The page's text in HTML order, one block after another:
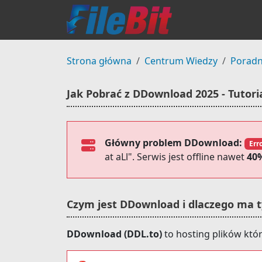
Strona główna Centrum Wiedzy
Jak Pobrać z DDownload 2025 -
Główny problem DDownload:
at aLl". Serwis jest offline nawet
Czym jest DDownload i dlaczego ma
DDownload (DDL.to)to hosting plików